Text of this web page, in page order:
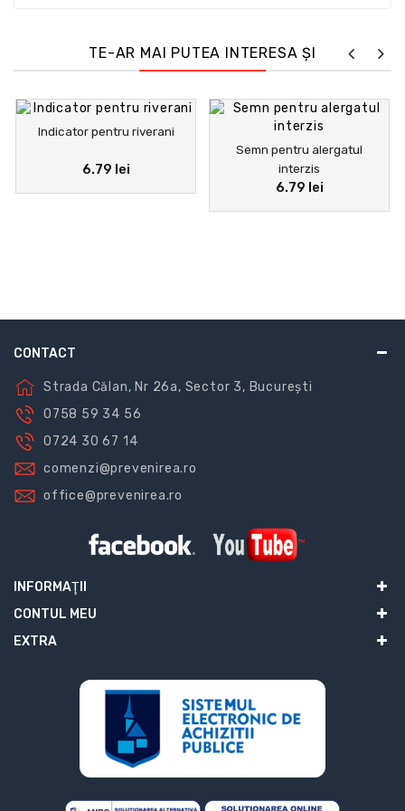
ieșirile de utilizat în caz de pericol și sunt recunoscute
prin forma lor pătrată cu pictogramă albă pe fond
TE-AR MAI PUTEA INTERESA ȘI
Indicator pentru riverani
6.79 lei
Semn pentru alergatul
interzis
6.79 lei
CONTACT
Strada Călan, Nr 26a, Sector 3, București
0758 59 34 56
0724 30 67 14
comenzi@prevenirea.ro
office@prevenirea.ro
INFORMAŢII
CONTUL MEU
EXTRA